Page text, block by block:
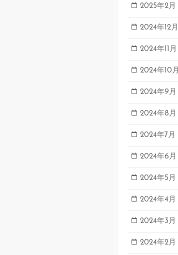
2025年2月
2024年12月
2024年11月
2024年10月
2024年9月
2024年8月
2024年7月
2024年6月
2024年5月
2024年4月
2024年3月
2024年2月